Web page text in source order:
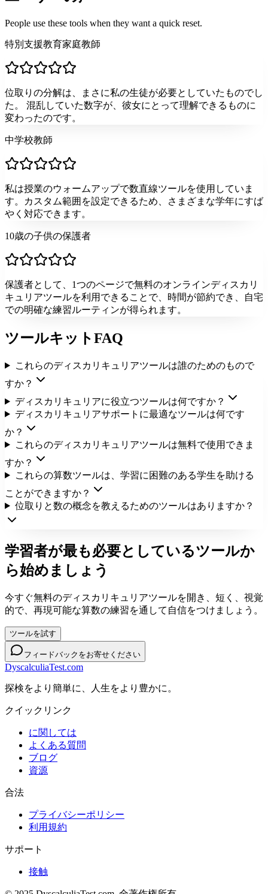
People use these tools when they want a quick reset.
特別支援教育家庭教師
位取りの分解は、まさに私の生徒が必要としていたものでし
た。 混乱していた数字が、彼女にとって理解できるものに
変わったのです。
中学校教師
私は授業のウォームアップで数直線ツールを使用していま
す。カスタム範囲を設定できるため、さまざまな学年にすば
やく対応できます。
10歳の子供の保護者
保護者として、1つのページで無料のオンラインディスカリ
キュリアツールを利用できることで、時間が節約でき、自宅
での明確な練習ルーティンが得られます。
ツールキットFAQ
これらのディスカリキュリアツールは誰のためのもので
すか？
ディスカリキュリアに役立つツールは何ですか？
ディスカリキュリアサポートに最適なツールは何です
か？
これらのディスカリキュリアツールは無料で使用できま
すか？
これらの算数ツールは、学習に困難のある学生を助ける
ことができますか？
位取りと数の概念を教えるためのツールはありますか？
学習者が最も必要としているツールか
ら始めましょう
今すぐ無料のディスカリキュリアツールを開き、短く、視覚
的で、再現可能な算数の練習を通して自信をつけましょう。
ツールを試す
フィードバックをお寄せください
DyscalculiaTest.com
探検をより簡単に、人生をより豊かに。
クイックリンク
に関しては
よくある質問
ブログ
資源
合法
プライバシーポリシー
利用規約
サポート
接触